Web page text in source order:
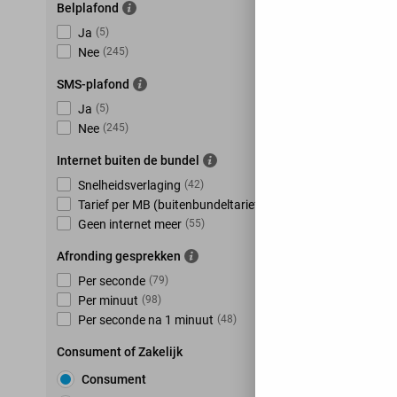
Belplafond
Ja (5)
Nee (245)
SMS-plafond
Ja (5)
Nee (245)
Internet buiten de bundel
Snelheidsverlaging (42)
Tarief per MB (buitenbundeltarief)
Geen internet meer (55)
Afronding gesprekken
Per seconde (79)
Per minuut (98)
Per seconde na 1 minuut (48)
Consument of Zakelijk
Consument